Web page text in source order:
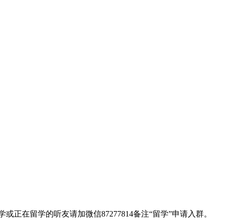
正在留学的听友请加微信87277814备注“留学”申请入群。